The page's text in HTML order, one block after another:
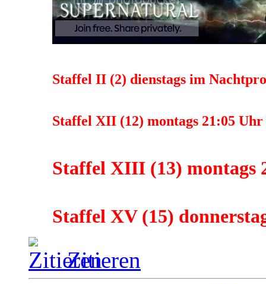
Staffel II (2) dienstags im
Staffel XII (12) montags 21:05
Staffel XIII (13) montags
Staffel XV (15)
Zitieren